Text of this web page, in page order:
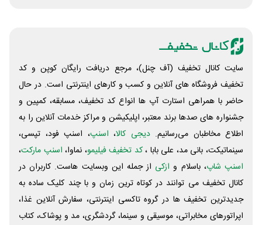
سایت کانال تخفیف (آف چنل)، مرجع دریافت رایگان کوپن و کد
تخفیف فروشگاه های آنلاین و کسب و‌ کارهای اینترنتی است. در حال
حاضر با همراهی استارت آپ ها انواع کد تخفیف، مسابقه، کمپین و
جشنواره های صدها برند معتبر، اپلیکیشن و مراکز خدمات آنلاین را به
اطلاع مخاطبان می‌رسانیم. دیجی کالا، اسنپ، اسنپ فود، تپسی،
سینماتیکت، بانی مد، علی‌ بابا ،کد تخفیف فیلیمو، نماوا، اسنپ مارکت،
اسنپ شاپ، باسلام و ازکی از جمله این وبسایت ‌هاست. کاربران در
کانال تخفیف می توانند در کوتاه ترین زمان و با چند کلیک ساده به
جدیدترین تخفیف ها در گروه تاکسی اینترنتی، سفارش آنلاین غذا،
اپراتورهای مخابراتی، موسیقی و سینما، گردشگری، مد و پوشاک، کتاب